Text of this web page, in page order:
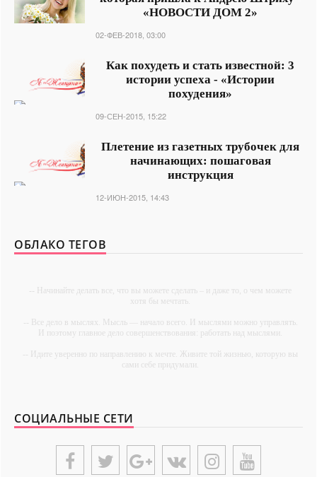
«НОВОСТИ ДОМ 2»
02-ФЕВ-2018, 03:00
Как похудеть и стать известной: 3
истории успеха - «Истории
похудения»
09-СЕН-2015, 15:22
Плетение из газетных трубочек для
начинающих: пошаговая
инструкция
12-ИЮН-2015, 14:43
ОБЛАКО ТЕГОВ
-- Начинайте делать все, что вы можете сделать – и даже то, о чем можете
хотя бы мечтать.
-- Все дело в мыслях. Мысль — начало всего. И мыслями можно управлять.
И поэтому главное дело совершенствования: работать над мыслями.
-- Идите уверенно по направлению к мечте. Живите той жизнью, которую вы
сами себе придумали.
-- Лучшее, что можно сделать с хорошим советом, это пропустить его мимо
ушей. Он никогда не бывает полезен никому, кроме того, кто его дал.
-- Люблю давать советы и очень не люблю, когда их дают мне.
{UNIPLACE}
СОЦИАЛЬНЫЕ СЕТИ